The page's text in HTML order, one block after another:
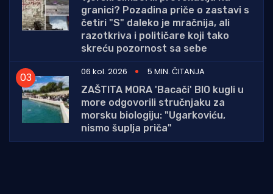
granici? Pozadina priče o zastavi s
četiri "S" daleko je mračnija, ali
razotkriva i političare koji tako
skreću pozornost sa sebe
06 kol. 2026
5 MIN. ČITANJA
ZAŠTITA MORA 'Bacači' BIO kugli u
more odgovorili stručnjaku za
morsku biologiju: "Ugarkoviću,
nismo šuplja priča"